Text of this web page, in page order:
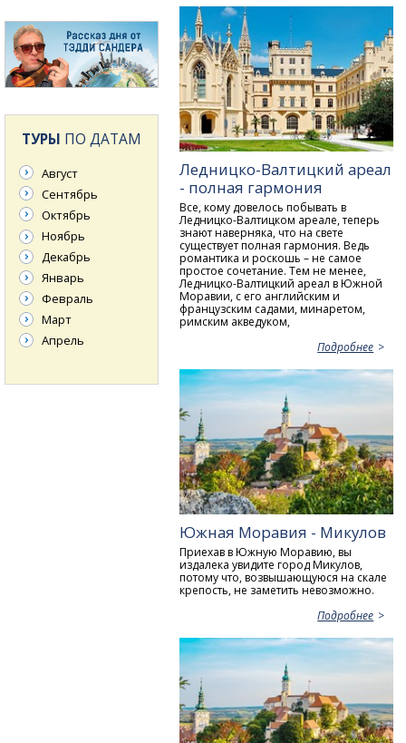
Ледницко-Валтицкий ареал
- полная гармония
Все, кому довелось побывать в
Ледницко-Валтицком ареале, теперь
знают наверняка, что на свете
существует полная гармония. Ведь
романтика и роскошь – не самое
простое сочетание. Тем не менее,
Ледницко-Валтицкий ареал в Южной
Моравии, с его английским и
французским садами, минаретом,
римским акведуком,
Подробнее
Южная Моравия - Микулов
Приехав в Южную Моравию, вы
издалека увидите город Микулов,
потому что, возвышающуюся на скале
крепость, не заметить невозможно.
Подробнее
ТУРЫ ПО ДАТАМ
Август
Сентябрь
Октябрь
Ноябрь
Декабрь
Январь
Февраль
Март
Апрель